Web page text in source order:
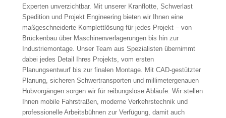
Experten unverzichtbar. Mit unserer Kranflotte, Schwerlast
Spedition und Projekt Engineering bieten wir Ihnen eine
maßgeschneiderte Komplettlösung für jedes Projekt – von
Brückenbau über Maschinenverlagerungen bis hin zur
Industriemontage. Unser Team aus Spezialisten übernimmt
dabei jedes Detail Ihres Projekts, vom ersten
Planungsentwurf bis zur finalen Montage. Mit CAD-gestützter
Planung, sicheren Schwertransporten und millimetergenauen
Hubvorgängen sorgen wir für reibungslose Abläufe. Wir stellen
Ihnen mobile Fahrstraßen, moderne Verkehrstechnik und
professionelle Arbeitsbühnen zur Verfügung, damit auch